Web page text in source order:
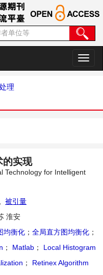
切
换
理
的实现
Technology for Intelligent
被引量
淮安
均衡化 ； 全局直方图均衡化 ；
； Matlab ；
Local Histogram
； Retinex Algorithm